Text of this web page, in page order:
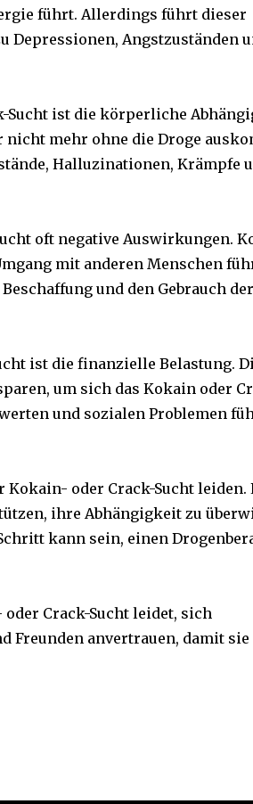
führt. Allerdings führt dieser
Depressionen, Angstzuständen
ist die körperliche
mehr ohne die Droge
Halluzinationen, Krämpfe
oft negative Auswirkungen.
mit anderen Menschen
und den Gebrauch
ist die finanzielle Belastung.
um sich das Kokain oder
und sozialen Problemen
oder Crack-Sucht leiden.
ihre Abhängigkeit zu
kann sein, einen
Crack-Sucht leidet, sich
Freunden anvertrauen, damit sie